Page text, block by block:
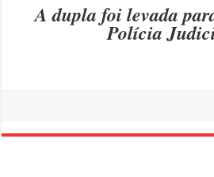
A dupla foi levada
Polícia